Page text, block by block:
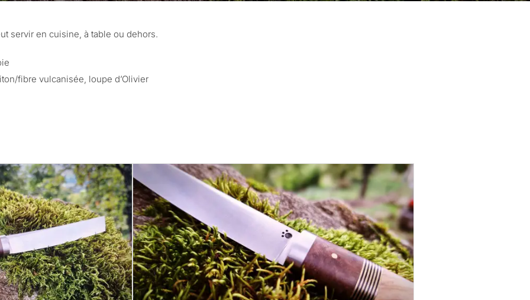
servir en cuisine, à table ou dehors.
fibre vulcanisée, loupe d’Olivier